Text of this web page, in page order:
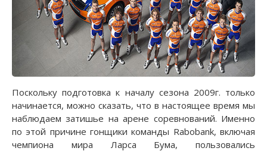
Поскольку подготовка к началу сезона 2009г. только
начинается, можно сказать, что в настоящее время мы
наблюдаем затишье на арене соревнований. Именно
по этой причине гонщики команды Rabobank, включая
чемпиона мира Ларса Бума, пользовались